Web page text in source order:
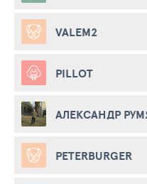
VALEM2
PILLOT
АЛЕКСАНДР
PETERBURGER